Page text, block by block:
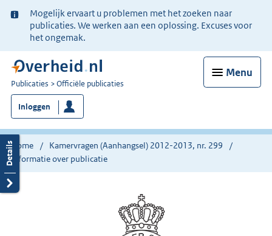
Ter
informatie:
Mogelijk ervaart u problemen met het zoeken naar
publicaties. We werken aan een oplossing. Excuses voor
het ongemak.
Menu
U
bent
nu
hier:
Publicaties Officiële publicaties
Inloggen
Home
Kamervragen (Aanhangsel) 2012-2013, nr. 299
Informatie over publicatie